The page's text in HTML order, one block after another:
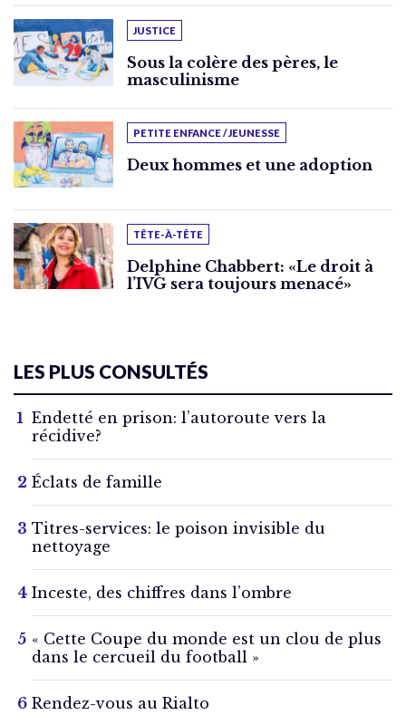
JUSTICE
Sous la colère des pères, le
masculinisme
PETITE ENFANCE / JEUNESSE
Deux hommes et une adoption
TÊTE-À-TÊTE
Delphine Chabbert: «Le droit à
l’IVG sera toujours menacé»
LES PLUS CONSULTÉS
Endetté en prison: l’autoroute vers la
récidive?
Éclats de famille
Titres-services: le poison invisible du
nettoyage
Inceste, des chiffres dans l’ombre
« Cette Coupe du monde est un clou de plus
dans le cercueil du football »
Rendez-vous au Rialto